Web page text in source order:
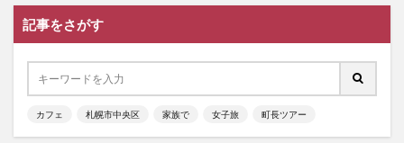
記事をさがす
カフェ 札幌市中央区 家族で 女子旅 町長ツアー